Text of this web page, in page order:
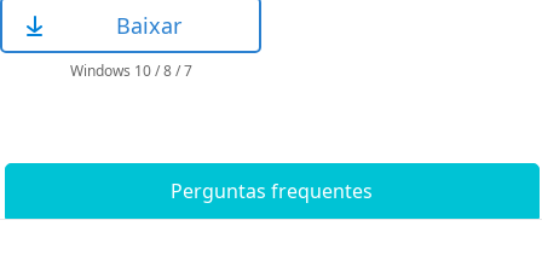
Baixar
Windows 10 / 8 / 7
Perguntas frequentes